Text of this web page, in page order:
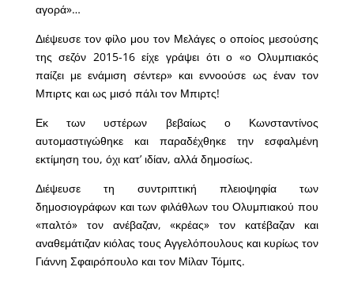
αγορά»…
Διέψευσε τον φίλο μου τον Μελάγες ο οποίος μεσούσης
της σεζόν 2015-16 είχε γράψει ότι ο «ο Ολυμπιακός
παίζει με ενάμιση σέντερ» και εννοούσε ως έναν τον
Μπιρτς και ως μισό πάλι τον Μπιρτς!
Εκ των υστέρων βεβαίως ο Κωνσταντίνος
αυτομαστιγώθηκε και παραδέχθηκε την εσφαλμένη
εκτίμηση του, όχι κατ’ ιδίαν, αλλά δημοσίως.
Διέψευσε τη συντριπτική πλειοψηφία των
δημοσιογράφων και των φιλάθλων του Ολυμπιακού που
«παλτό» τον ανέβαζαν, «κρέας» τον κατέβαζαν και
αναθεμάτιζαν κιόλας τους Αγγελόπουλους και κυρίως τον
Γιάννη Σφαιρόπουλο και τον Μίλαν Τόμιτς.